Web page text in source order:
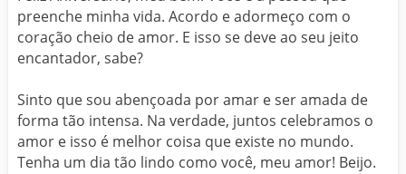
preenche minha vida. Acordo e adormeço com o
coração cheio de amor. E isso se deve ao seu jeito
encantador, sabe?
Sinto que sou abençoada por amar e ser amada de
forma tão intensa. Na verdade, juntos celebramos o
amor e isso é melhor coisa que existe no mundo.
Tenha um dia tão lindo como você, meu amor! Beijo.